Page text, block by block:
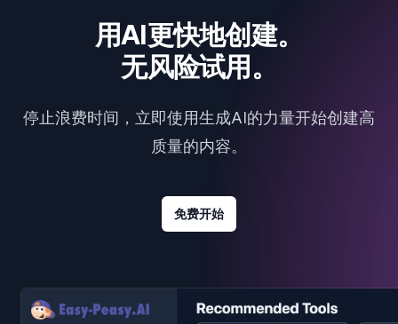
用AI更快地创建。
无风险试用。
停止浪费时间，立即使用生成AI的力量开始创建高
质量的内容。
免费开始